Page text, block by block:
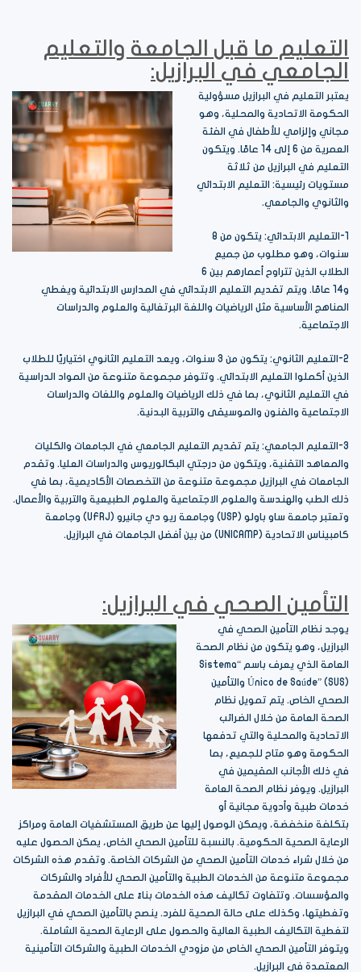
التعليم ما قبل الجامعة والتعليم
الجامعي في البرازيل:
يعتبر التعليم في البرازيل مسؤولية
الحكومة الاتحادية والمحلية، وهو
مجاني وإلزامي للأطفال في الفئة
العمرية من 6 إلى 14 عامًا. ويتكون
التعليم في البرازيل من ثلاثة
مستويات رئيسية: التعليم الابتدائي
والثانوي والجامعي.
1-التعليم الابتدائي: يتكون من 8
سنوات، وهو مطلوب من جميع
الطلاب الذين تتراوح أعمارهم بين 6
و14 عامًا. ويتم تقديم التعليم الابتدائي في المدارس الابتدائية ويغطي
المناهج الأساسية مثل الرياضيات واللغة البرتغالية والعلوم والدراسات
الاجتماعية.
2-التعليم الثانوي: يتكون من 3 سنوات، ويعد التعليم الثانوي اختياريًا للطلاب
الذين أكملوا التعليم الابتدائي. وتتوفر مجموعة متنوعة من المواد الدراسية
في التعليم الثانوي، بما في ذلك الرياضيات والعلوم واللغات والدراسات
الاجتماعية والفنون والموسيقى والتربية البدنية.
3-التعليم الجامعي: يتم تقديم التعليم الجامعي في الجامعات والكليات
والمعاهد التقنية، ويتكون من درجتي البكالوريوس والدراسات العليا. وتقدم
الجامعات في البرازيل مجموعة متنوعة من التخصصات الأكاديمية، بما في
ذلك الطب والهندسة والعلوم الاجتماعية والعلوم الطبيعية والتربية والأعمال.
وتعتبر جامعة ساو باولو (USP) وجامعة ريو دي جانيرو (UFRJ) وجامعة
كامبيناس الاتحادية (UNICAMP) من بين أفضل الجامعات في البرازيل.
التأمين الصحي في البرازيل:
يوجد نظام التأمين الصحي في
البرازيل، وهو يتكون من نظام الصحة
العامة الذي يعرف باسم “Sistema
Único de Saúde” (SUS) والتأمين
الصحي الخاص. يتم تمويل نظام
الصحة العامة من خلال الضرائب
الاتحادية والمحلية والتي تدفعها
الحكومة وهو متاح للجميع، بما
في ذلك الأجانب المقيمين في
البرازيل. ويوفر نظام الصحة العامة
خدمات طبية وأدوية مجانية أو
بتكلفة منخفضة، ويمكن الوصول إليها عن طريق المستشفيات العامة ومراكز
الرعاية الصحية الحكومية. بالنسبة للتأمين الصحي الخاص، يمكن الحصول عليه
من خلال شراء خدمات التأمين الصحي من الشركات الخاصة. وتقدم هذه الشركات
مجموعة متنوعة من الخدمات الطبية والتأمين الصحي للأفراد والشركات
والمؤسسات. وتتفاوت تكاليف هذه الخدمات بناءً على الخدمات المقدمة
وتغطيتها، وكذلك على حالة الصحية للفرد. ينصح بالتأمين الصحي في البرازيل
لتغطية التكاليف الطبية العالية والحصول على الرعاية الصحية الشاملة.
ويتوفر التأمين الصحي الخاص من مزودي الخدمات الطبية والشركات التأمينية
المعتمدة في البرازيل.